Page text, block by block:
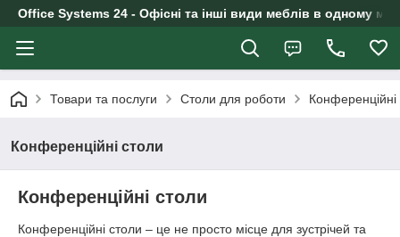
Office Systems 24 - Офісні та інші види меблів в одному
Товари та послуги Столи для роботи Конференційні
Конференційні столи
Конференційні столи
Конференційні столи – це не просто місце для зустрічей та